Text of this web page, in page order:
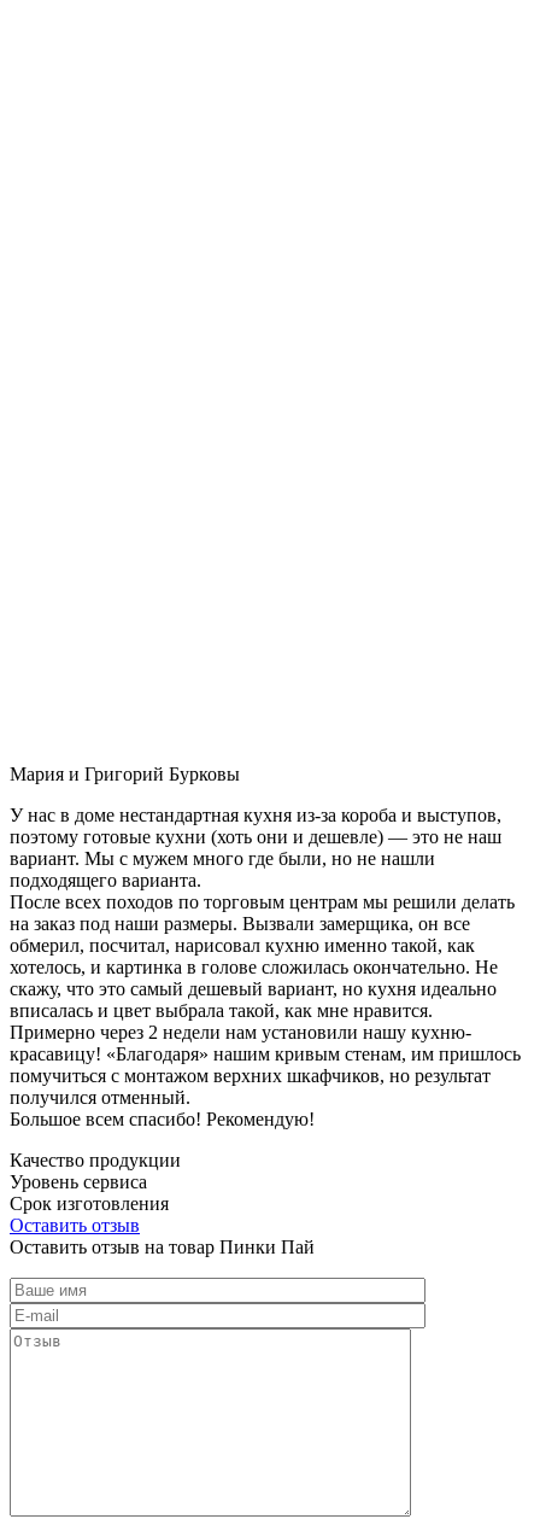
Мария и Григорий Бурковы
У нас в доме нестандартная кухня из-за короба и выступов,
поэтому готовые кухни (хоть они и дешевле) — это не наш
вариант. Мы с мужем много где были, но не нашли
подходящего варианта.
После всех походов по торговым центрам мы решили делать
на заказ под наши размеры. Вызвали замерщика, он все
обмерил, посчитал, нарисовал кухню именно такой, как
хотелось, и картинка в голове сложилась окончательно. Не
скажу, что это самый дешевый вариант, но кухня идеально
вписалась и цвет выбрала такой, как мне нравится.
Примерно через 2 недели нам установили нашу кухню-
красавицу! «Благодаря» нашим кривым стенам, им пришлось
помучиться с монтажом верхних шкафчиков, но результат
получился отменный.
Большое всем спасибо! Рекомендую!
Качество продукции
Уровень сервиса
Срок изготовления
Оставить отзыв
Оставить отзыв на товар Пинки Пай